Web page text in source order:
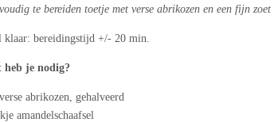
te bereiden toetje met verse abrikozen en een fijn
klaar: bereidingstijd +/- 20 min.
heb je nodig?
abrikozen, gehalveerd
amandelschaafsel